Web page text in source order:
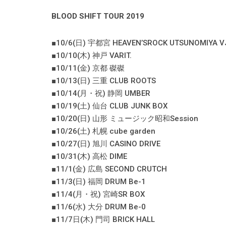
BLOOD SHIFT TOUR 2019
■10/6(日) 宇都宮 HEAVEN’SROCK UTSUNOMIYA
■10/10(木) 神戸 VARIT.
■10/11(金) 京都 磔磔
■10/13(日) 三重 CLUB ROOTS
■10/14(月・祝) 静岡 UMBER
■10/19(土) 仙台 CLUB JUNK BOX
■10/20(日) 山形 ミュージック昭和Session
■10/26(土) 札幌 cube garden
■10/27(日) 旭川 CASINO DRIVE
■10/31(木) 高松 DIME
■11/1(金) 広島 SECOND CRUTCH
■11/3(日) 福岡 DRUM Be-1
■11/4(月・祝) 宮崎SR BOX
■11/6(水) 大分 DRUM Be-0
■11/7日(木) 門司 BRICK HALL